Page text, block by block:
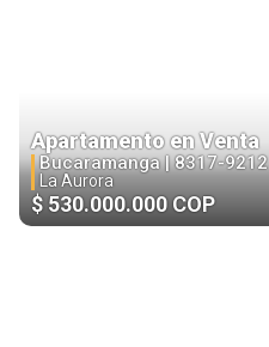
Apartamento en Venta
Bucaramanga |8317-9212
La Aurora
$ 530.000.000 COP